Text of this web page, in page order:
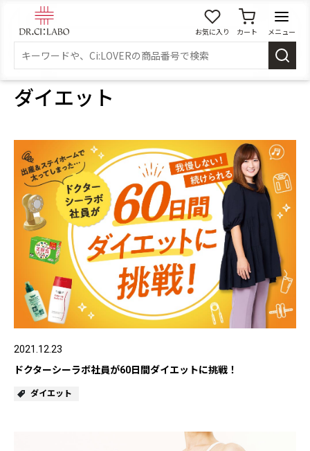
お気に入り カート メニュー
新規会員登録
スキンケア
商品カテゴリーから探す
メイク落とし 洗顔
角質・導入美容液 化粧水
乳液 美容液
ゲル
UVケア
商品カテゴリーから探す TOP
ダイエット
2021.12.23
ドクターシーラボ社員が60日間ダイエットに挑戦！
ダイエット